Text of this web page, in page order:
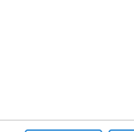
Bij Broekhuis ben
adres om een fiets
maatschappijen
vragen over het